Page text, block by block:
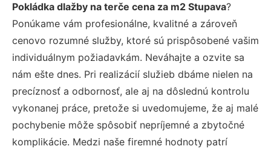
Pokládka dlažby na terče cena za m2 Stupava?
Ponúkame vám profesionálne, kvalitné a zároveň
cenovo rozumné služby, ktoré sú prispôsobené vašim
individuálnym požiadavkám. Neváhajte a ozvite sa
nám ešte dnes. Pri realizácií služieb dbáme nielen na
precíznosť a odbornosť, ale aj na dôslednú kontrolu
vykonanej práce, pretože si uvedomujeme, že aj malé
pochybenie môže spôsobiť nepríjemné a zbytočné
komplikácie. Medzi naše firemné hodnoty patrí